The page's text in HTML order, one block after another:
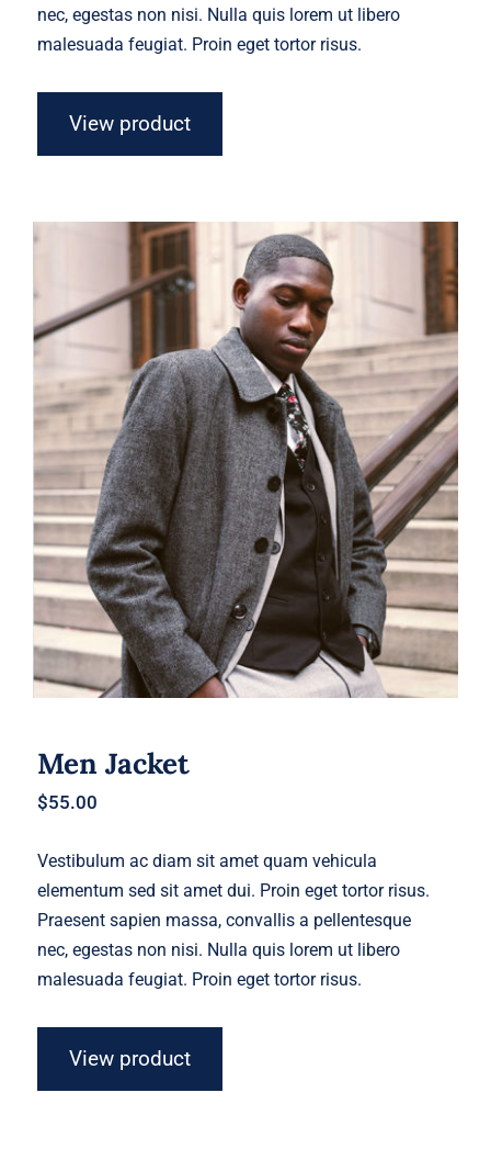
nec, egestas non nisi. Nulla quis lorem ut libero
malesuada feugiat. Proin eget tortor risus.
View product
Men Jacket
Men Jacket
$55.00
Vestibulum ac diam sit amet quam vehicula
elementum sed sit amet dui. Proin eget tortor risus.
Praesent sapien massa, convallis a pellentesque
nec, egestas non nisi. Nulla quis lorem ut libero
malesuada feugiat. Proin eget tortor risus.
View product